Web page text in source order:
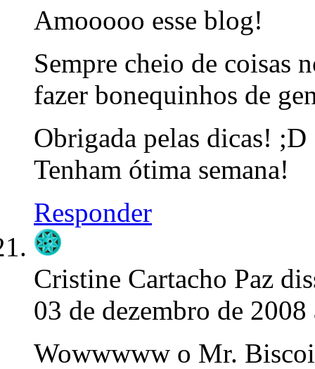
Amooooo esse blog!
Sempre cheio de coisas
fazer bonequinhos de
Obrigada pelas dicas! ;D
Tenham ótima semana!
Responder
Cristine Cartacho Paz
03 de dezembro de 2008
Wowwwww o Mr.